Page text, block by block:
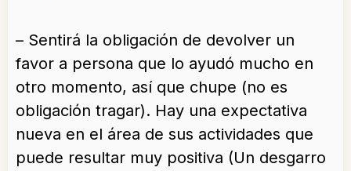
– Sentirá la obligación de devolver un
favor a persona que lo ayudó mucho en
otro momento, así que chupe (no es
obligación tragar). Hay una expectativa
nueva en el área de sus actividades que
puede resultar muy positiva (Un desgarro